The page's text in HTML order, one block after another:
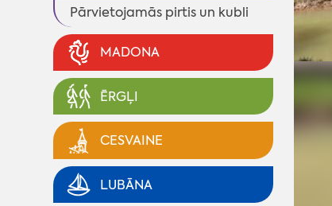
Pārvietojamās pirtis un kubli
MADONA
ĒRGĻI
CESVAINE
LUBĀNA